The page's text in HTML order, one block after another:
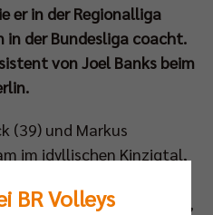
er in der Regionalliga
in der Bundesliga coacht.
von Joel Banks beim
(39) und Markus
im idyllischen Kinzigtal,
entfernt von der
Im Schwarzwald also,
BR Volleys